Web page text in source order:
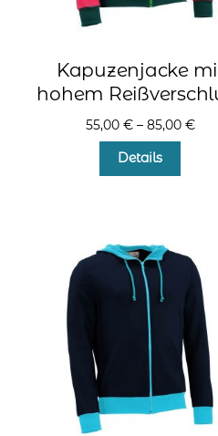
Kapuzenjacke
hohem
55,00 €– 85,00 €
Details
Die
der